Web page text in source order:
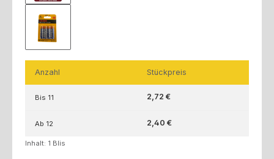
Anzahl Stückpreis
Bis 11 2,72 €
Ab 12 2,40 €
Inhalt: 1 Blis